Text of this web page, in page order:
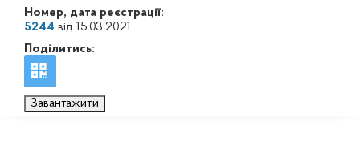
Номер, дата реєстрації:
5244 від 15.03.2021
Поділитись:
Завантажити